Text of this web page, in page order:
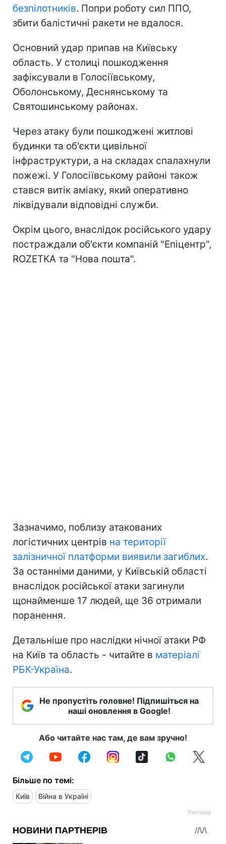
безпілотників. Попри роботу сил ППО,
збити балістичні ракети не вдалося.
Основний удар припав на Київську
область. У столиці пошкодження
зафіксували в Голосіївському,
Оболонському, Деснянському та
Святошинському районах.
Через атаку були пошкоджені житлові
будинки та об'єкти цивільної
інфраструктури, а на складах спалахнули
пожежі. У Голосіївському районі також
стався витік аміаку, який оперативно
ліквідували відповідні служби.
Окрім цього, внаслідок російського удару
постраждали об'єкти компаній "Епіцентр",
ROZETKA та "Нова пошта".
Зазначимо, поблизу атакованих
логістичних центрів на території
залізничної платформи виявили загиблих.
За останніми даними, у Київській області
внаслідок російської атаки загинули
щонайменше 17 людей, ще 36 отримали
поранення.
Детальніше про наслідки нічної атаки РФ
на Київ та область - читайте в матеріалі
РБК-Україна.
Не пропустіть головне! Підпишіться на
наші оновлення в Google!
Або читайте нас там, де вам зручно!
Більше по темі:
Київ Війна в Україні